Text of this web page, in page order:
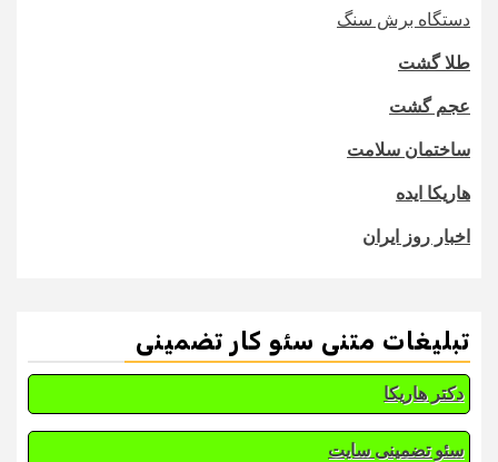
دستگاه برش سنگ
طلا گشت
عجم گشت
ساختمان سلامت
هاریکا ایده
اخبار روز ایران
تبلیغات متنی سئو کار تضمینی
دکتر هاریکا
سئو تضمینی سایت